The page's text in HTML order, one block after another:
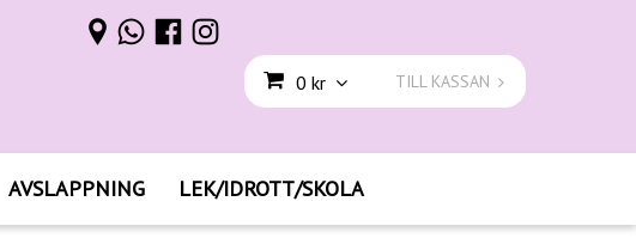
0 kr TILL KASSAN
AVSLAPPNING LEK/IDROTT/SKOLA